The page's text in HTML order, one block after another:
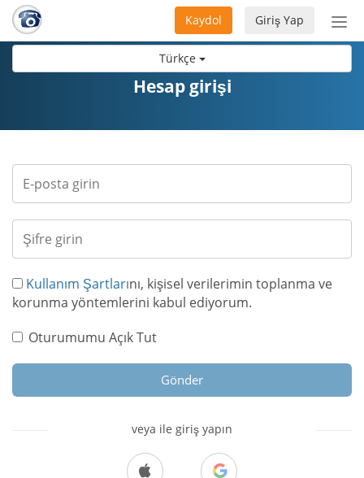
Türkçe
aç/
Giriş Yap
Kaydol
Hesap girişi
Kullanım Şartlarını, kişisel verilerimin toplanma ve
korunma yöntemlerini kabul ediyorum.
Oturumumu Açık Tut
Gönder
veya ile giriş yapın